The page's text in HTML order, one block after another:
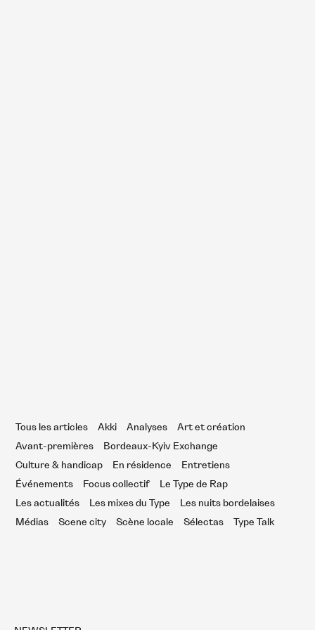
Tous les articles Akki Analyses
Art et création
Avant-premières
Bordeaux-Kyiv Exchange
Culture & handicap
En résidence
Entretiens
Événements
Focus collectif
Le Type de Rap
Les actualités
Les mixes du Type
Les nuits bordelaises
Médias
Scene city Scène locale Sélectas Type Talk